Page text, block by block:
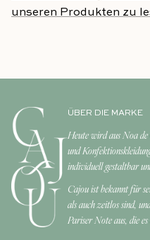
unseren Produkten zu
ÜBER DIE MARKE
Heute wird aus Noa
und
individuell gestaltbar
Cajou ist bekannt für
als auch zeitlos sind,
Pariser Note aus, die